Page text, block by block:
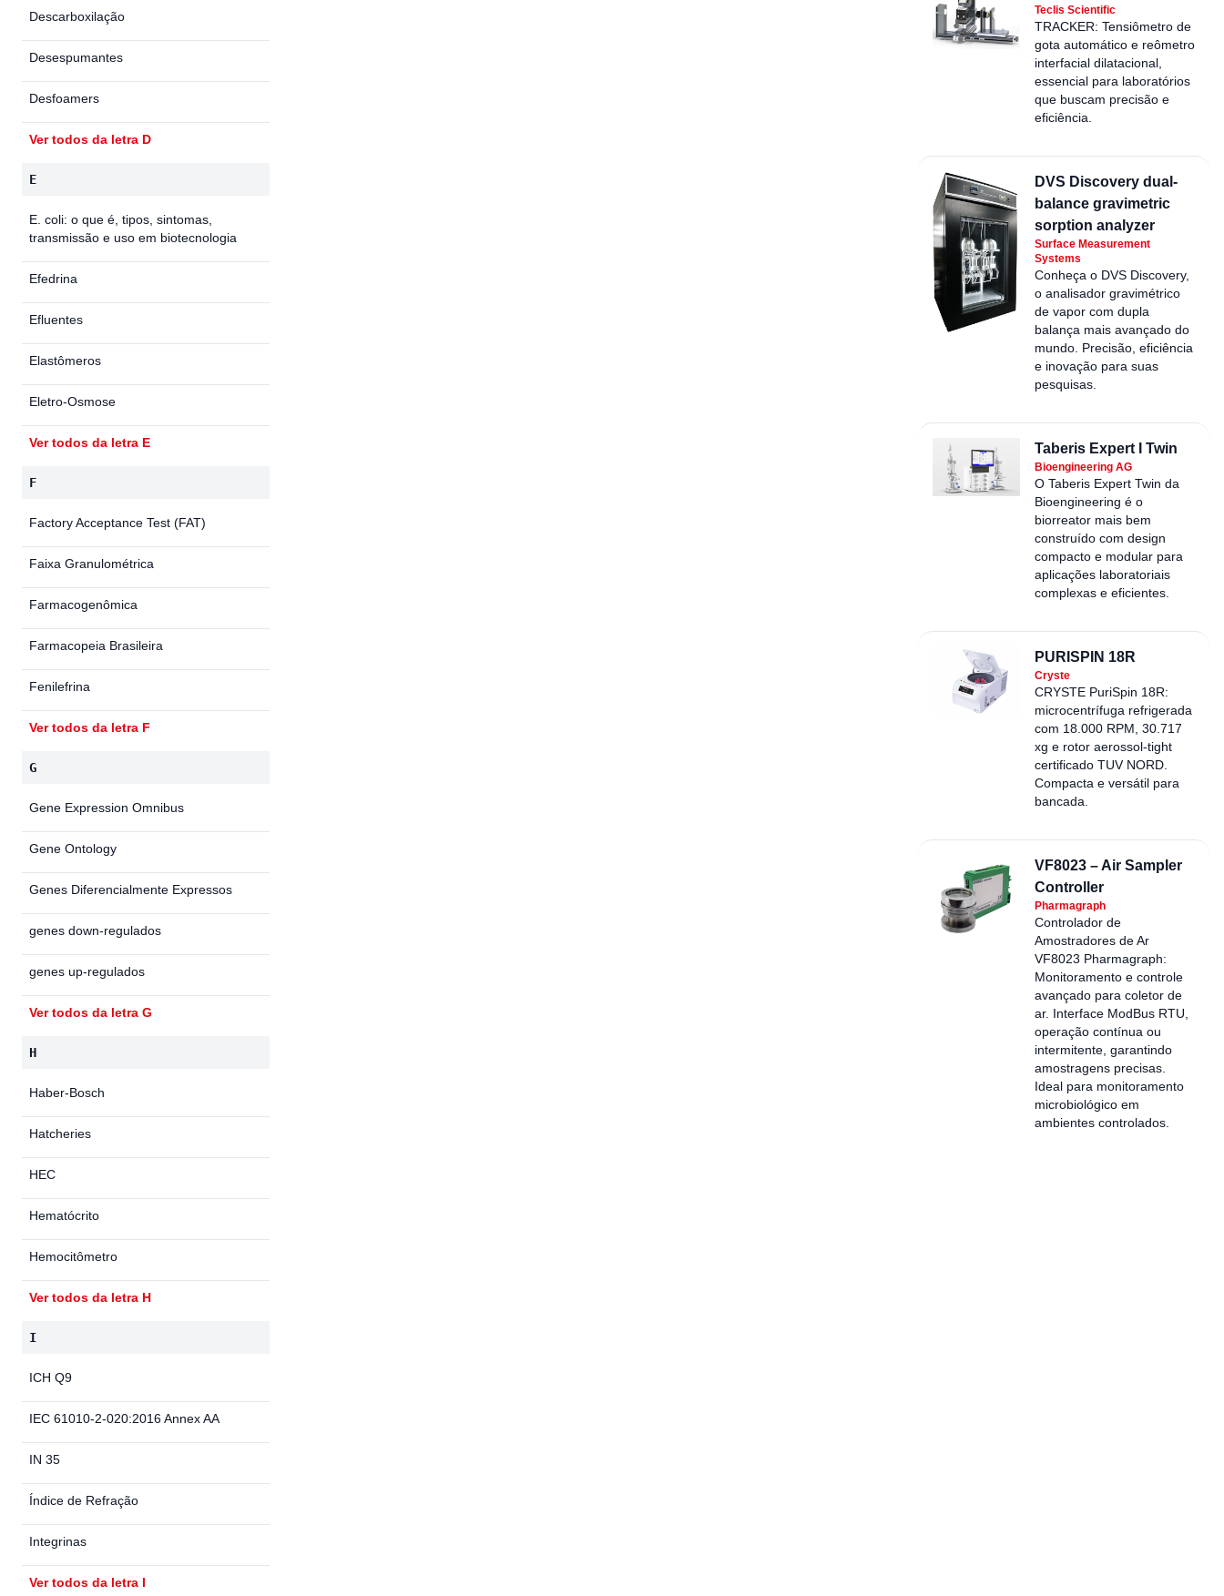
Descarboxilação
Desespumantes
Desfoamers
Ver todos da letra D
E
E. coli: o que é, tipos, sintomas,
transmissão e uso em biotecnologia
Efedrina
Efluentes
Elastômeros
Eletro-Osmose
Ver todos da letra E
F
Factory Acceptance Test (FAT)
Faixa Granulométrica
Farmacogenômica
Farmacopeia Brasileira
Fenilefrina
Ver todos da letra F
G
Gene Expression Omnibus
Gene Ontology
Genes Diferencialmente Expressos
genes down-regulados
genes up-regulados
Ver todos da letra G
H
Haber-Bosch
Hatcheries
HEC
Hematócrito
Hemocitômetro
Ver todos da letra H
I
ICH Q9
IEC 61010-2-020:2016 Annex AA
IN 35
Índice de Refração
Integrinas
Ver todos da letra I
Teclis Scientific
TRACKER: Tensiômetro de
gota automático e reômetro
interfacial dilatacional,
essencial para laboratórios
que buscam precisão e
eficiência.
DVS Discovery dual-
balance gravimetric
sorption analyzer
Surface Measurement
Systems
Conheça o DVS Discovery,
o analisador gravimétrico
de vapor com dupla
balança mais avançado do
mundo. Precisão, eficiência
e inovação para suas
pesquisas.
Taberis Expert I Twin
Bioengineering AG
O Taberis Expert Twin da
Bioengineering é o
biorreator mais bem
construído com design
compacto e modular para
aplicações laboratoriais
complexas e eficientes.
PURISPIN 18R
Cryste
CRYSTE PuriSpin 18R:
microcentrífuga refrigerada
com 18.000 RPM, 30.717
xg e rotor aerossol-tight
certificado TUV NORD.
Compacta e versátil para
bancada.
VF8023 – Air Sampler
Controller
Pharmagraph
Controlador de
Amostradores de Ar
VF8023 Pharmagraph:
Monitoramento e controle
avançado para coletor de
ar. Interface ModBus RTU,
operação contínua ou
intermitente, garantindo
amostragens precisas.
Ideal para monitoramento
microbiológico em
ambientes controlados.